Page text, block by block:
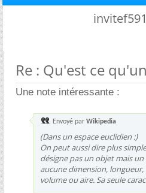
Re : Qu'est ce
Une note intéressante :
Envoyé par Wikipedia
(Dans un espace euclidien :)
On peut aussi dire plus
désigne pas un objet mais
aucune dimension, longueur,
volume ou aire. Sa seule